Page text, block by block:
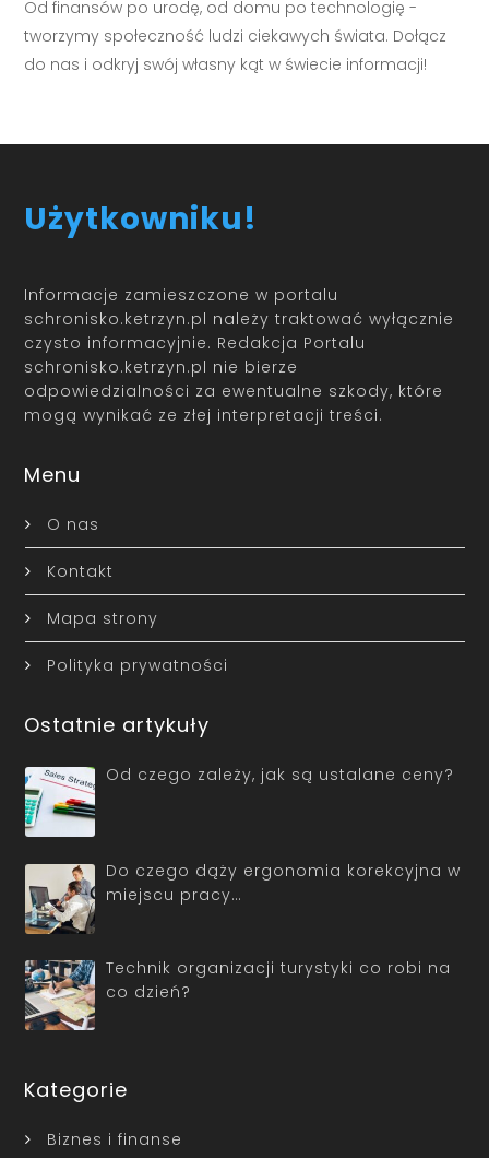
Od finansów po urodę, od domu po technologię -
tworzymy społeczność ludzi ciekawych świata. Dołącz
do nas i odkryj swój własny kąt w świecie informacji!
Użytkowniku!
Informacje zamieszczone w portalu
schronisko.ketrzyn.pl należy traktować wyłącznie
czysto informacyjnie. Redakcja Portalu
schronisko.ketrzyn.pl nie bierze
odpowiedzialności za ewentualne szkody, które
mogą wynikać ze złej interpretacji treści.
Menu
O nas
Kontakt
Mapa strony
Polityka prywatności
Ostatnie artykuły
Od czego zależy, jak są ustalane ceny?
Do czego dąży ergonomia korekcyjna w
miejscu pracy…
Technik organizacji turystyki co robi na
co dzień?
Kategorie
Biznes i finanse